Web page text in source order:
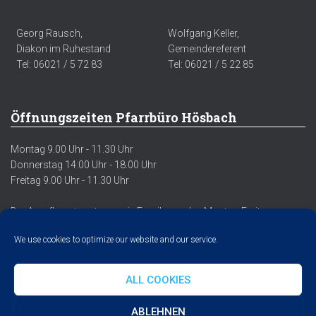
We use cookies to optimize our website and our service.
ALL COOKIES
ABLEHNEN
Georg Rausch,
Diakon im Ruhestand
Tel: 06021 / 5 72 83
Wolfgang Keller,
Gemeindereferent
Tel: 06021 / 5 22 85
Öffnungszeiten Pfarrbüro Hösbach
Montag 9.00 Uhr - 11.30 Uhr
Donnerstag 14:00 Uhr - 18.00 Uhr
Freitag 9.00 Uhr - 11.30 Uhr
Der Anrufbeantworter sowie Emails werden Montag-Freitag
DATENSCHUTZERKLÄRUNG IMPRESSUM COOKIE POLICY